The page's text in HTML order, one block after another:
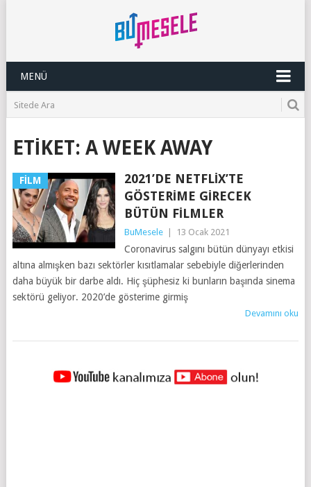
MENÜ
ETIKET: A WEEK AWAY
FILM
2021’DE NETFLIX’TE
GÖSTERIME GIRECEK
BÜTÜN FILMLER
BuMesele 13 Ocak 2021
Coronavirus salgını bütün dünyayı etkisi
altına almışken bazı sektörler kısıtlamalar sebebiyle diğerlerinden
daha büyük bir darbe aldı. Hiç şüphesiz ki bunların başında sinema
sektörü geliyor. 2020’de gösterime girmiş
Devamını oku
YAZILAR